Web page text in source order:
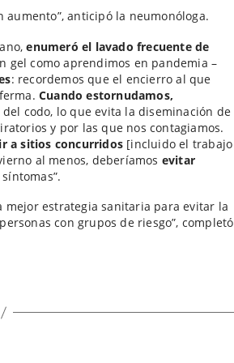
aumento”, anticipó la neumonóloga.
enumeró el lavado frecuente de
gel como aprendimos en pandemia –
: recordemos que el encierro al que
Cuando estornudamos,
codo, lo que evita la diseminación de
y por las que nos contagiamos.
a sitios concurridos [incluido el trabajo
al menos, deberíamos evitar
mejor estrategia sanitaria para evitar la
con grupos de riesgo”, completó